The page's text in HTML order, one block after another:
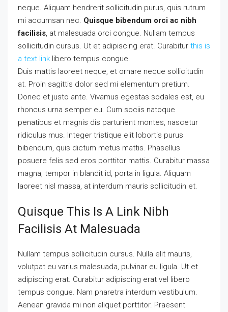
neque. Aliquam hendrerit sollicitudin purus, quis rutrum
mi accumsan nec. Quisque bibendum orci ac nibh
facilisis, at malesuada orci congue. Nullam tempus
sollicitudin cursus. Ut et adipiscing erat. Curabitur this is
a text link libero tempus congue.
Duis mattis laoreet neque, et ornare neque sollicitudin
at. Proin sagittis dolor sed mi elementum pretium.
Donec et justo ante. Vivamus egestas sodales est, eu
rhoncus urna semper eu. Cum sociis natoque
penatibus et magnis dis parturient montes, nascetur
ridiculus mus. Integer tristique elit lobortis purus
bibendum, quis dictum metus mattis. Phasellus
posuere felis sed eros porttitor mattis. Curabitur massa
magna, tempor in blandit id, porta in ligula. Aliquam
laoreet nisl massa, at interdum mauris sollicitudin et.
Quisque This Is A Link Nibh
Facilisis At Malesuada
Nullam tempus sollicitudin cursus. Nulla elit mauris,
volutpat eu varius malesuada, pulvinar eu ligula. Ut et
adipiscing erat. Curabitur adipiscing erat vel libero
tempus congue. Nam pharetra interdum vestibulum.
Aenean gravida mi non aliquet porttitor. Praesent